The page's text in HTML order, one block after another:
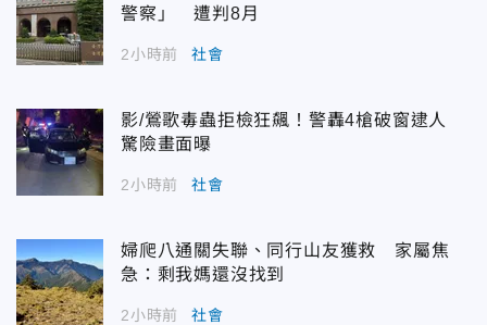
警察」 遭判8月
2小時前 社會
影/鶯歌毒蟲拒檢狂飆！警轟4槍破窗逮人
驚險畫面曝
2小時前 社會
婦爬八通關失聯、同行山友獲救 家屬焦
急：剩我媽還沒找到
2小時前 社會